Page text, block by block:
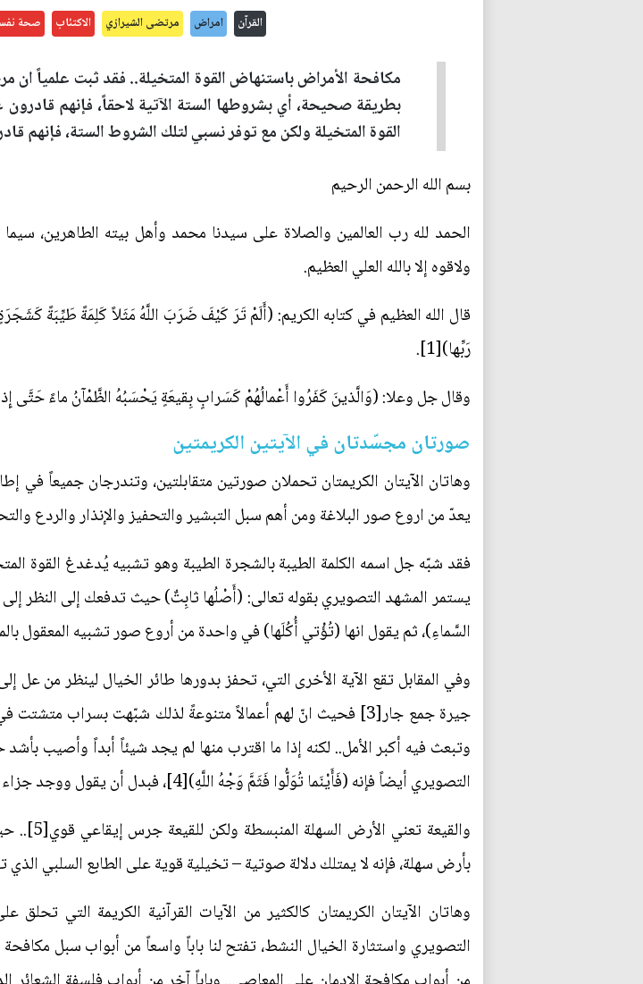
القرآن امراض مرتضى الشيرازي الاكتئاب صحة
مكافحة الأمراض باستنهاض القوة المتخيلة.. فقد ثبت علمياً ان
بطريقة صحيحة، أي بشروطها الستة الآتية لاحقاً، فإنهم
القوة المتخيلة ولكن مع توفر نسبي لتلك الشروط الستة، فإنهم
بسم الله الرحمن الرحيم
الحمد لله رب العالمين والصلاة على سيدنا محمد وأهل بيته الطاهرين،
ولاقوه إلا بالله العلي العظيم.
قال الله العظيم في كتابه الكريم: (أَلَمْ تَرَ كَيْفَ ضَرَبَ اللَّهُ مَثَلاً كَلِمَةً طَيِّبَةً
رَبِّها)[1].
وقال جل وعلا: (وَالَّذينَ كَفَرُوا أَعْمالُهُمْ كَسَرابٍ بِقيعَةٍ يَحْسَبُهُ الظَّمْآنُ ماءً حَتَّى
صورتان مجسّدتان في الآيتين الكريمتين
وهاتان الآيتان الكريمتان تحملان صورتين متقابلتين، وتندرجان جميعاً
يعدّ من اروع صور البلاغة ومن أهم سبل التبشير والتحفيز والإنذار والردع
فقد شبّه جل اسمه الكلمة الطيبة بالشجرة الطيبة وهو تشبيه يُدغدغ القوة
يستمر المشهد التصويري بقوله تعالى: (أَصْلُها ثابِتٌ) حيث تدفعك إلى النظر
السَّماءِ)، ثم يقول انها (تُؤْتي‏ أُكُلَها) في واحدة من أروع صور تشبيه المعقول
وفي المقابل تقع الآية الأخرى التي، تحفز بدورها طائر الخيال لينظر من
جيرة جمع جار[3] فحيث انّ لهم أعمالاً متنوعةً لذلك شبّهت بسراب
وتبعث فيه أكبر الأمل.. لكنه إذا ما اقترب منها لم يجد شيئاً أبداً وأصيب
التصويري أيضاً فإنه (فَأَيْنَما تُوَلُّوا فَثَمَّ وَجْهُ اللَّهِ)[4]، فبدل أن يقول ووجد جزاء الله تعالى عنده مثلاً، يقول: (وَوَجَدَ اللَّهَ عِنْدَهُ).
والقيعة
بأرض سهلة، فإنه لا يمتلك دلالة صوتية – تخيلية قوية على الطابع السلبي
وهاتان الآيتان الكريمتان كالكثير من الآيات القرآنية الكريمة التي تحلق
التصويري واستثارة الخيال النشط، تفتح لنا باباً واسعاً من أبواب سبل